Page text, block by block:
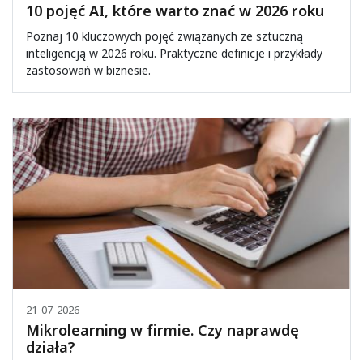
10 pojęć AI, które warto znać w 2026 roku
Poznaj 10 kluczowych pojęć związanych ze sztuczną
inteligencją w 2026 roku. Praktyczne definicje i przykłady
zastosowań w biznesie.
21-07-2026
Mikrolearning w firmie. Czy naprawdę
działa?